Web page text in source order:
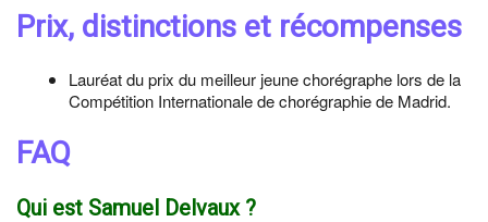
Prix, distinctions et récompenses
Lauréat du prix du meilleur jeune chorégraphe lors de la
Compétition Internationale de chorégraphie de Madrid.
FAQ
Qui est Samuel Delvaux ?